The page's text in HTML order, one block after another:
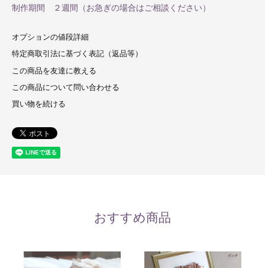
制作期間 ２週間（お急ぎの場合はご相談ください）
オプションの値段詳細
特定商取引法に基づく表記（返品等）
この商品を友達に教える
この商品について問い合わせる
買い物を続ける
おすすめ商品